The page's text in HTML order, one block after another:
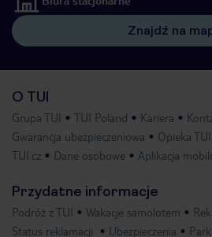
Znajdź na
O TUI
Grupa TUI TUI Poland Kariera
Gwarancja ubezpieczeniowa
Opieka
TUI.cz
Dane osobowe Aplikacja
Przydatne informacje
Podróż z TUI Wakacje samolotem
Status reklamacji
Ubezpieczenia